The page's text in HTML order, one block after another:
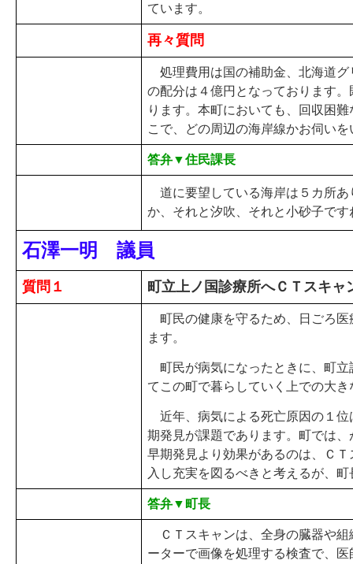
ています。
再々質問
処理費用は国の補助金、北海道グ
の配分は４億円となっております
ります。本町においても、回収困
こで、どの周辺の海岸線かお伺い
答弁▼住民課長
道に要望している海岸は５カ所あ
か、それと汐吹、それと小砂子で
石澤一明 議員
質問１ 町立上ノ国診療所へＣＴスキャ
町民の健康を守るため、日ごろ医
ます。
町民が病気になったときに、町立
てこの町で暮らしていく上での大
近年、病気による死亡原因の１位
期発見が課題であります。町では
早期発見より効果があるのは、Ｃ
入し充実を図るべきと考えるが、
答弁▼町長
ＣＴスキャンは、全身の臓器や組
ーターで画像を処理する検査で、